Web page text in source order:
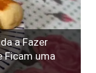
a Fazer
Ficam uma